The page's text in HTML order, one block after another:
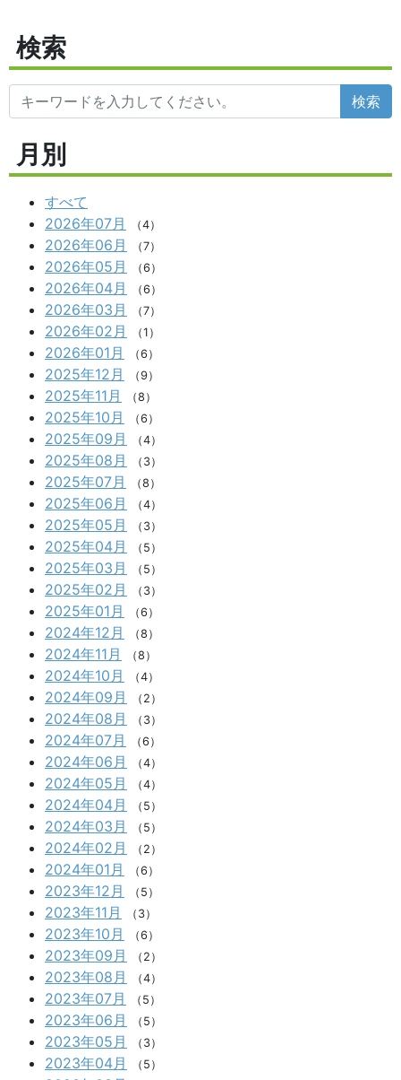
検索
検索
月別
すべて
2026年07月
（4）
2026年06月 （7）
2026年05月 （6）
2026年04月 （6）
2026年03月 （7）
2026年02月 （1）
2026年01月 （6）
2025年12月 （9）
2025年11月 （8）
2025年10月 （6）
2025年09月 （4）
2025年08月 （3）
2025年07月 （8）
2025年06月 （4）
2025年05月 （3）
2025年04月 （5）
2025年03月 （5）
2025年02月 （3）
2025年01月 （6）
2024年12月 （8）
2024年11月 （8）
2024年10月 （4）
2024年09月 （2）
2024年08月 （3）
2024年07月 （6）
2024年06月 （4）
2024年05月 （4）
2024年04月 （5）
2024年03月 （5）
2024年02月 （2）
2024年01月 （6）
2023年12月 （5）
2023年11月 （3）
2023年10月 （6）
2023年09月 （2）
2023年08月 （4）
2023年07月 （5）
2023年06月 （5）
2023年05月 （3）
2023年04月 （5）